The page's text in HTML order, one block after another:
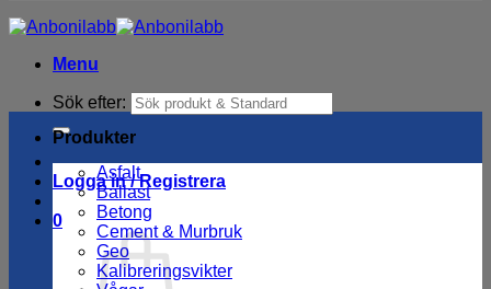
Menu
Sök efter:
Logga in / Registrera
0
Produkter
Asfalt
Ballast
Betong
Cement & Murbruk
Geo
Kalibreringsvikter